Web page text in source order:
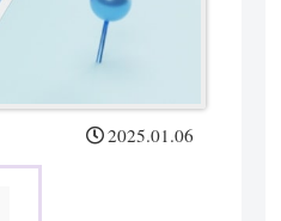
2025.01.06